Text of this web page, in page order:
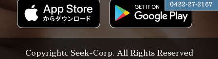
Copyrightc Seek-Corp. All Rights Reserved